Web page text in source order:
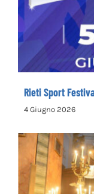
Rieti
Rieti Sport
4 Giugno 2026